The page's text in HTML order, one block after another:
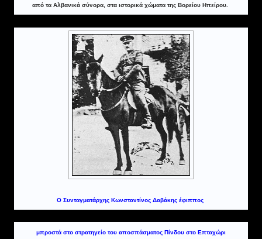
από τα Αλβανικά σύνορα, στα ιστορικά χώματα της Βορείου Ηπείρου.
Ο Συνταγματάρχης Κωνσταντίνος Δαβάκης έφιππος
μπροστά στο στρατηγείο του αποσπάσματος Πίνδου στο Επταχώρι